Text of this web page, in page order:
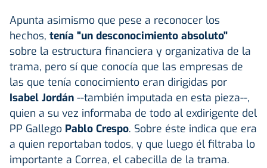
Apunta asimismo que pese a reconocer los
hechos, tenía "un desconocimiento absoluto"
sobre la estructura financiera y organizativa de la
trama, pero sí que conocía que las empresas de
las que tenía conocimiento eran dirigidas por
Isabel Jordán --también imputada en esta pieza--,
quien a su vez informaba de todo al exdirigente del
PP Gallego Pablo Crespo. Sobre éste indica que era
a quien reportaban todos, y que luego él filtraba lo
importante a Correa, el cabecilla de la trama.